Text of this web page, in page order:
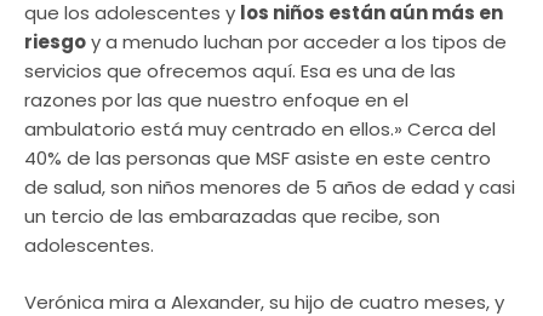
que los adolescentes y los niños están aún más en
riesgoy a menudo luchan por acceder a los tipos de
servicios que ofrecemos aquí. Esa es una de las
razones por las que nuestro enfoque en el
ambulatorio está muy centrado en ellos.» Cerca del
40% de las personas que MSF asiste en este centro
de salud, son niños menores de 5 años de edad y casi
un tercio de las embarazadas que recibe, son
adolescentes.
Verónica mira a Alexander, su hijo de cuatro meses, y